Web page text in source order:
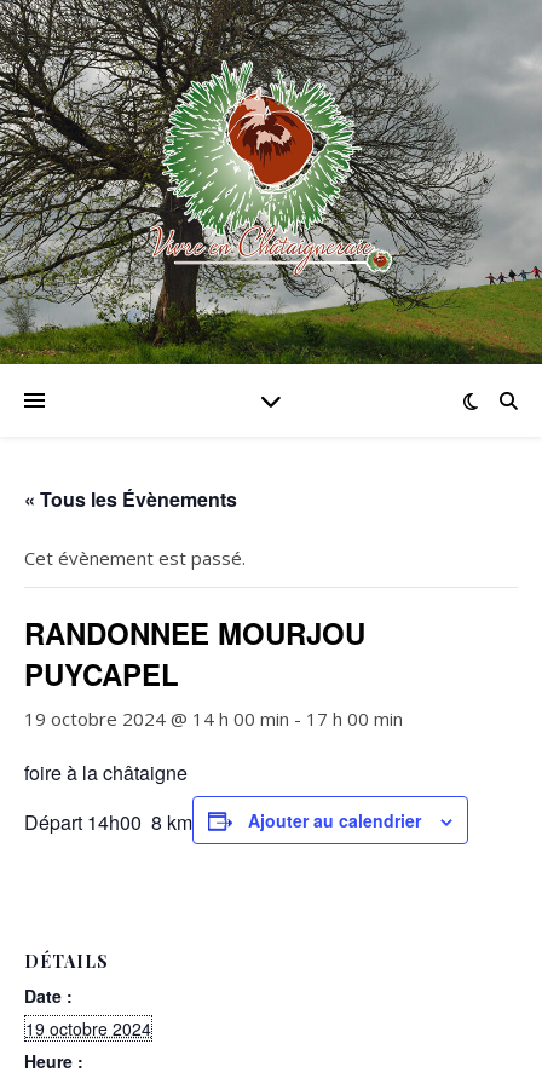
« Tous les Évènements
Cet évènement est passé.
RANDONNEE MOURJOU
PUYCAPEL
19 octobre 2024 @ 14 h 00 min - 17 h 00 min
foire à la châtaigne
Départ 14h00 8 km
Ajouter au calendrier
DÉTAILS
Date :
19 octobre 2024
Heure :